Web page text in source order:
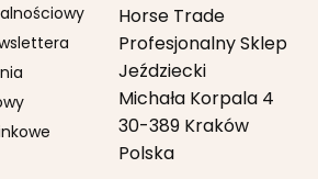
Horse Trade
Profesjonalny Sklep
Jeździecki
Michała Korpala 4
30-389 Kraków
Polska